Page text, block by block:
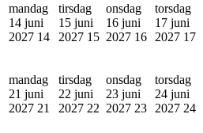
mandag
14 juni
2027 14
tirsdag
15 juni
2027 15
onsdag
16 juni
2027 16
torsdag
17 juni
2027 17
mandag
21 juni
2027 21
tirsdag
22 juni
2027 22
onsdag
23 juni
2027 23
torsdag
24 juni
2027 24